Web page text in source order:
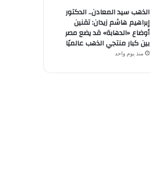
الذهب سيد المعادن.. الدكتور
إبراهيم هاشم زيدان: تقنين
أوضاع «الدهابة» قد يضع مصر
بين كبار منتجي الذهب عالميًا
منذ يوم واحد